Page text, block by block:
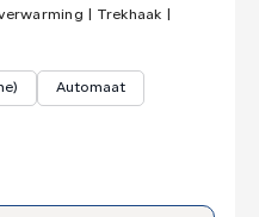
| Trekhaak |
Automaat